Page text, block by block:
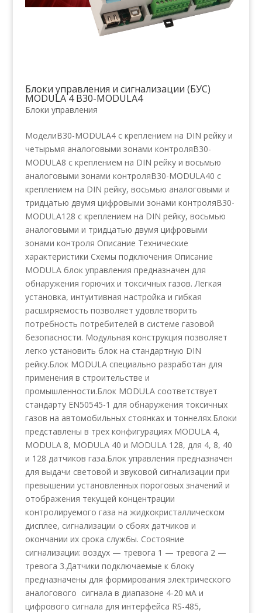
Блоки управления и сигнализации (БУС)
MODULA 4 B30-MODULA4
Блоки управления
МоделиB30-MODULA4 с креплением на DIN рейку и
четырьмя аналоговыми зонами контроляB30-
MODULA8 с креплением на DIN рейку и восьмью
аналоговыми зонами контроляB30-MODULA40 с
креплением на DIN рейку, восьмью аналоговыми и
тридцатью двумя цифровыми зонами контроляB30-
MODULA128 с креплением на DIN рейку, восьмью
аналоговыми и тридцатью двумя цифровыми
зонами контроля Описание Технические
характеристики Схемы подключения Описание
MODULA блок управления предназначен для
обнаружения горючих и токсичных газов. Легкая
установка, интуитивная настройка и гибкая
расширяемость позволяет удовлетворить
потребность потребителей в системе газовой
безопасности. Модульная конструкция позволяет
легко установить блок на стандартную DIN
рейку.Блок MODULA cпециально разработан для
применения в строительстве и
промышленности.Блок MODULA соответствует
стандарту EN50545-1 для обнаружения токсичных
газов на автомобильных стоянках и тоннелях.Блоки
представлены в трех конфигурациях MODULA 4,
MODULA 8, MODULA 40 и MODULA 128, для 4, 8, 40
и 128 датчиков газа.Блок управления предназначен
для выдачи световой и звуковой сигнализации при
превышении установленных пороговых значений и
отображения текущей концентрации
контролируемого газа на жидкокристаллическом
дисплее, сигнализации о сбоях датчиков и
окончании их срока службы. Состояние
сигнализации: воздух — тревога 1 — тревога 2 —
тревога 3.Датчики подключаемые к блоку
предназначены для формирования электрического
аналогового сигнала в диапазоне 4-20 мА и
цифрового сигнала для интерфейса RS-485,